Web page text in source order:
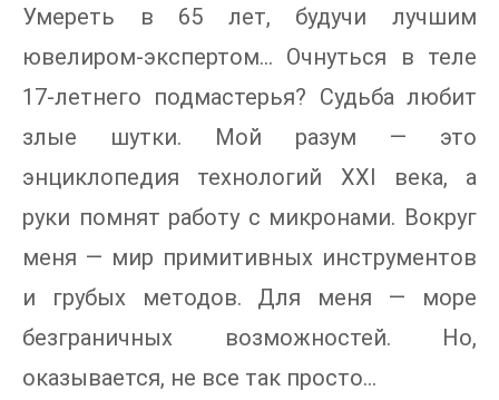
Умереть в 65 лет, будучи лучшим
ювелиром-экспертом... Очнуться в теле
17-летнего подмастерья? Судьба любит
злые шутки. Мой разум — это
энциклопедия технологий XXI века, а
руки помнят работу с микронами. Вокруг
меня — мир примитивных инструментов
и грубых методов. Для меня — море
безграничных возможностей. Но,
оказывается, не все так просто...